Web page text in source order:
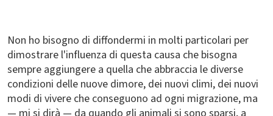
Non ho bisogno di diffondermi in molti particolari per
dimostrare l'influenza di questa causa che bisogna
sempre aggiungere a quella che abbraccia le diverse
condizioni delle nuove dimore, dei nuovi climi, dei nuovi
modi di vivere che conseguono ad ogni migrazione, ma